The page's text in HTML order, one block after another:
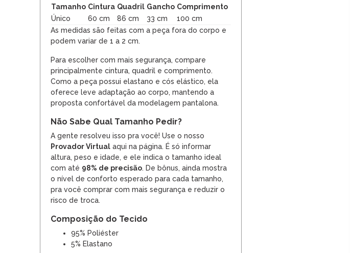
Tamanho Cintura Quadril Gancho Comprimento
Único
60 cm 86 cm 33 cm
100 cm
As medidas são feitas com a peça fora do corpo e
podem variar de 1 a 2 cm.
Para escolher com mais segurança, compare
principalmente cintura, quadril e comprimento.
Como a peça possui elastano e cós elástico, ela
oferece leve adaptação ao corpo, mantendo a
proposta confortável da modelagem pantalona.
Não Sabe Qual Tamanho Pedir?
A gente resolveu isso pra você! Use o nosso
Provador Virtual aqui na página. É só informar
altura, peso e idade, e ele indica o tamanho ideal
com até 98% de precisão. De bônus, ainda mostra
o nível de conforto esperado para cada tamanho,
pra você comprar com mais segurança e reduzir o
risco de troca.
Composição do Tecido
95% Poliéster
5% Elastano